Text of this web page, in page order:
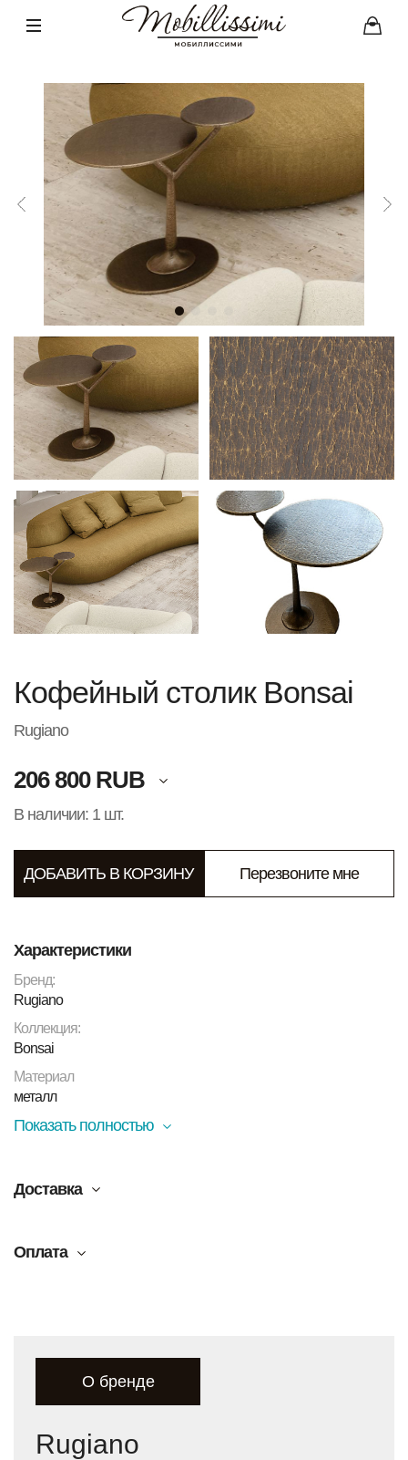
Кофейный столик Bonsai
Rugiano
206 800 RUB
В наличии: 1 шт.
ДОБАВИТЬ В КОРЗИНУ Перезвоните мне
Характеристики
Бренд:
Rugiano
Коллекция:
Bonsai
Материал
металл
Показать полностью
Доставка
Оплата
О бренде
Rugiano